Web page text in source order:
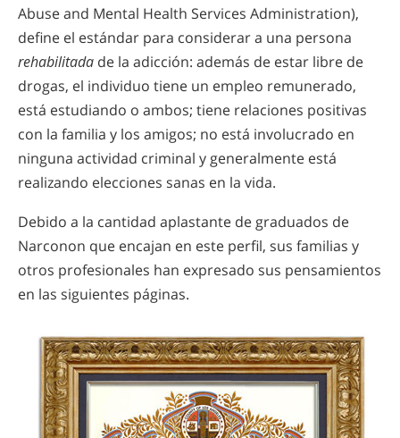
Abuse and Mental Health Services Administration),
define el estándar para considerar a una persona
rehabilitada de la adicción: además de estar libre de
drogas, el individuo tiene un empleo remunerado,
está estudiando o ambos; tiene relaciones positivas
con la familia y los amigos; no está involucrado en
ninguna actividad criminal y generalmente está
realizando elecciones sanas en la vida.
Debido a la cantidad aplastante de graduados de
Narconon que encajan en este perfil, sus familias y
otros profesionales han expresado sus pensamientos
en las siguientes páginas.